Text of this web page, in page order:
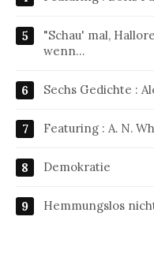
"Schau' mal,
wenn…
Sechs Gedichte :
Featuring : A. N.
Demokratie
Hemmungslos